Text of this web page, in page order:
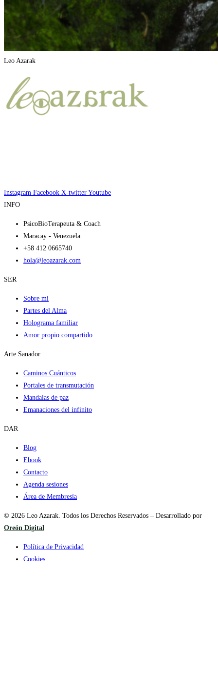
Leo Azarak
Instagram Facebook X-twitter Youtube
INFO
PsicoBioTerapeuta & Coach
Maracay - Venezuela
+58 412 0665740
hola@leoazarak.com
SER
Sobre mi
Partes del Alma
Holograma familiar
Amor propio compartido
Arte Sanador
Caminos Cuánticos
Portales de transmutación
Mandalas de paz
Emanaciones del infinito
DAR
Blog
Ebook
Contacto
Agenda sesiones
Área de Membresía
© 2026 Leo Azarak. Todos los Derechos Reservados – Desarrollado por
Oreón Digital
Política de Privacidad
Cookies